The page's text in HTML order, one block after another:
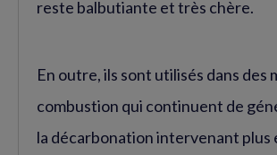
reste balbutiante et très chère.
En outre, ils sont utilisés dans des
combustion qui continuent de
la décarbonation intervenant plus